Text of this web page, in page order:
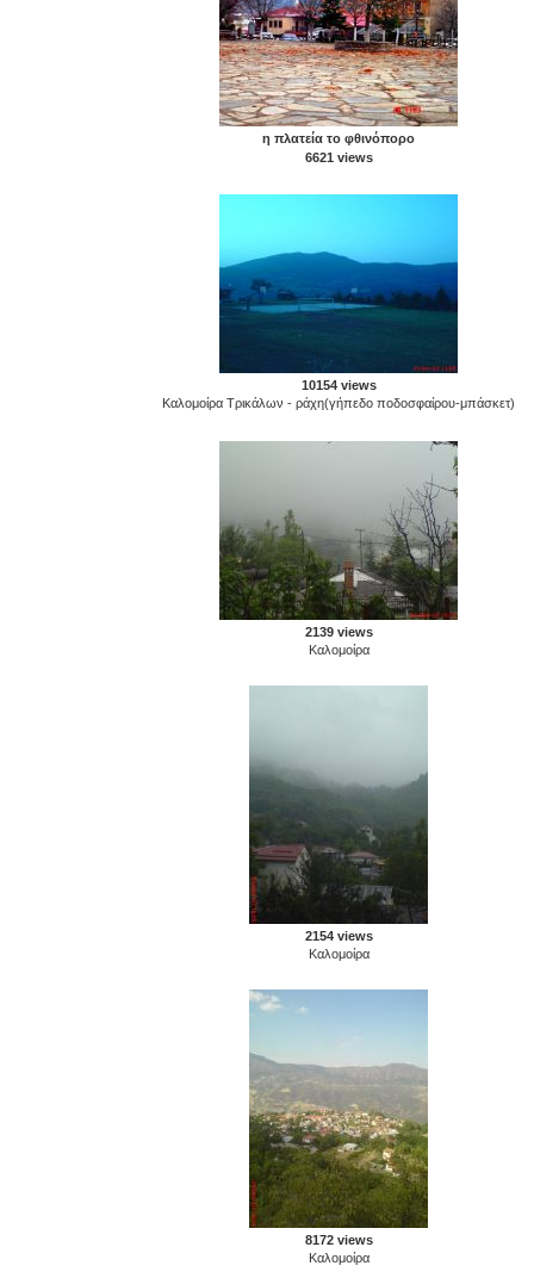
η πλατεία το φθινόπορο
6621 views
10154 views
Καλομοίρα Τρικάλων - ράχη(γήπεδο ποδοσφαίρου-μπάσκετ)
2139 views
Καλομοίρα
2154 views
Καλομοίρα
8172 views
Καλομοίρα